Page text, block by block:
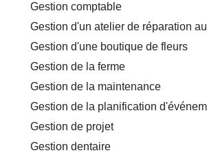
Gestion comptable
Gestion d'un atelier de réparation
Gestion d'une boutique de fleurs
Gestion de la ferme
Gestion de la maintenance
Gestion de la planification
Gestion de projet
Gestion dentaire